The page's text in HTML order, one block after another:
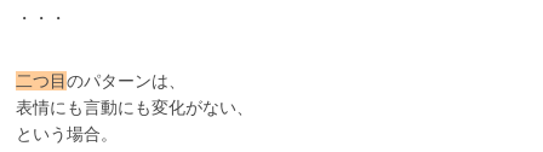
・・・
二つ目のパターンは、
表情にも言動にも変化がない、
という場合。